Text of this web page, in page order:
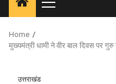
Primary
Menu
Home
मुख्यमंत्री धामी ने वीर बाल दिवस पर गुरु
उत्तराखंड